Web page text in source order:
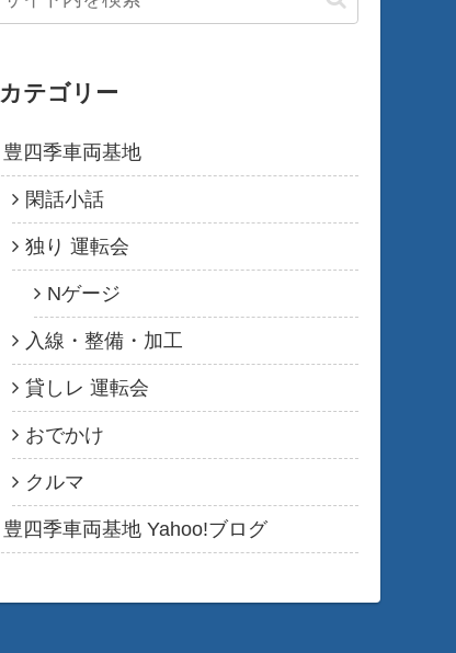
カテゴリー
豊四季車両基地
閑話小話
独り 運転会
Nゲージ
入線・整備・加工
貸しレ 運転会
おでかけ
クルマ
豊四季車両基地 Yahoo!ブログ